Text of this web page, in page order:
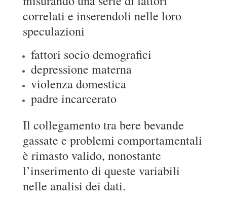
correlati e inserendoli nelle loro
speculazioni
fattori socio demografici
depressione materna
violenza domestica
padre incarcerato
Il collegamento tra bere bevande
gassate e problemi comportamentali
è rimasto valido, nonostante
l’inserimento di queste variabili
nelle analisi dei dati.